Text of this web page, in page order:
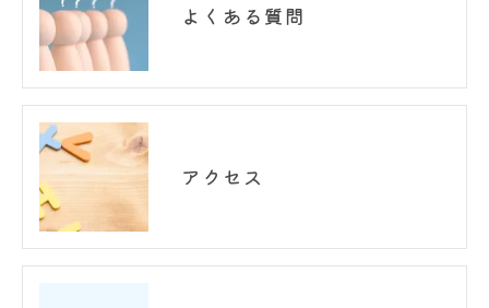
よくある質問
アクセス